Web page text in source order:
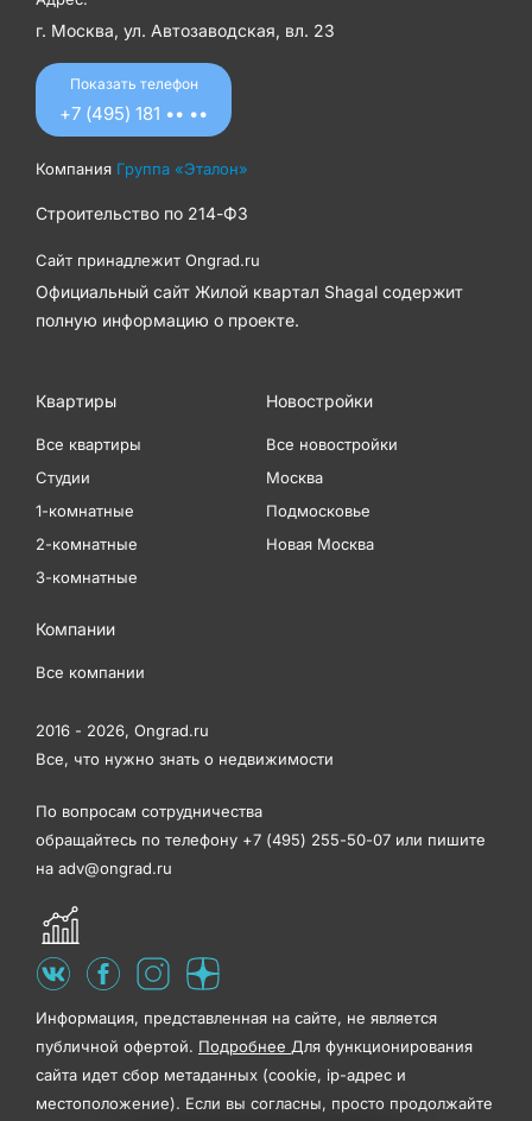
г. Москва, ул. Автозаводская, вл. 23
Показать телефон
+7 (495) 181 •• ••
Компания Группа «Эталон»
Строительство по 214-ФЗ
Сайт принадлежит Ongrad.ru
Официальный сайт Жилой квартал Shagal содержит
полную информацию о проекте.
Квартиры
Все квартиры
Студии
1-комнатные
2-комнатные
3-комнатные
Новостройки
Все новостройки
Москва
Подмосковье
Новая Москва
Компании
Все компании
2016 - 2026, Ongrad.ru
Все, что нужно знать о недвижимости
По вопросам сотрудничества
обращайтесь по телефону +7 (495) 255-50-07 или пишите
на adv@ongrad.ru
Информация, представленная на сайте, не является
публичной офертой. Подробнее Для функционирования
сайта идет сбор метаданных (cookie, ip-адрес и
местоположение). Если вы согласны, просто продолжайте